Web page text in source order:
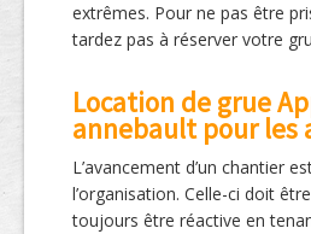
extrêmes. Pour ne pas être
tardez pas à réserver votre
Location de grue
annebault pour les
L’avancement d’un chantier
l’organisation. Celle-ci doit
toujours être réactive en